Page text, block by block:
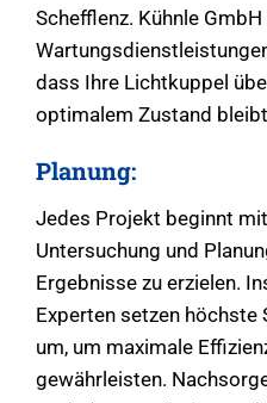
Schefflenz. Kühnle
dass Ihre Lichtkuppel
optimalem Zustand
Planung:
Jedes Projekt beginnt
Untersuchung und
Ergebnisse zu erzielen.
Experten setzen
um, um maximale
gewährleisten.